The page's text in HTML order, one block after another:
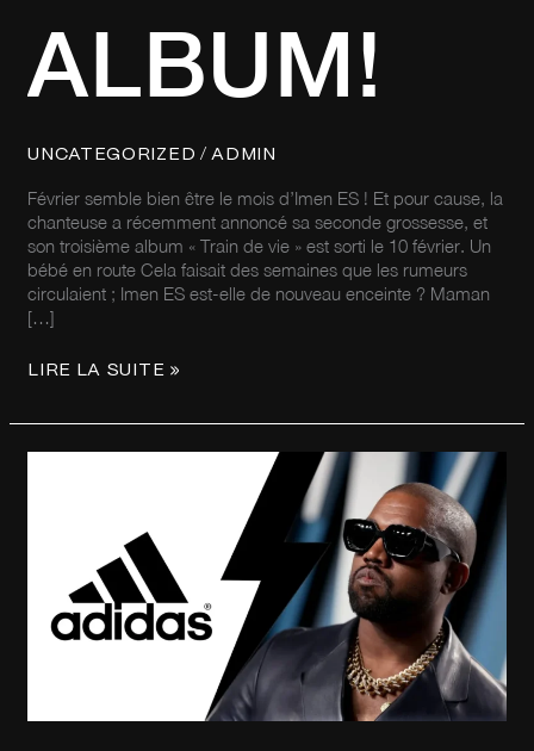
ALBUM!
UNCATEGORIZED / ADMIN
Février semble bien être le mois d’Imen ES ! Et pour cause, la
chanteuse a récemment annoncé sa seconde grossesse, et
son troisième album « Train de vie » est sorti le 10 février. Un
bébé en route Cela faisait des semaines que les rumeurs
circulaient ; Imen ES est-elle de nouveau enceinte ? Maman
[…]
LIRE LA SUITE »
MILLIONS
APRÈS
SA
WEST